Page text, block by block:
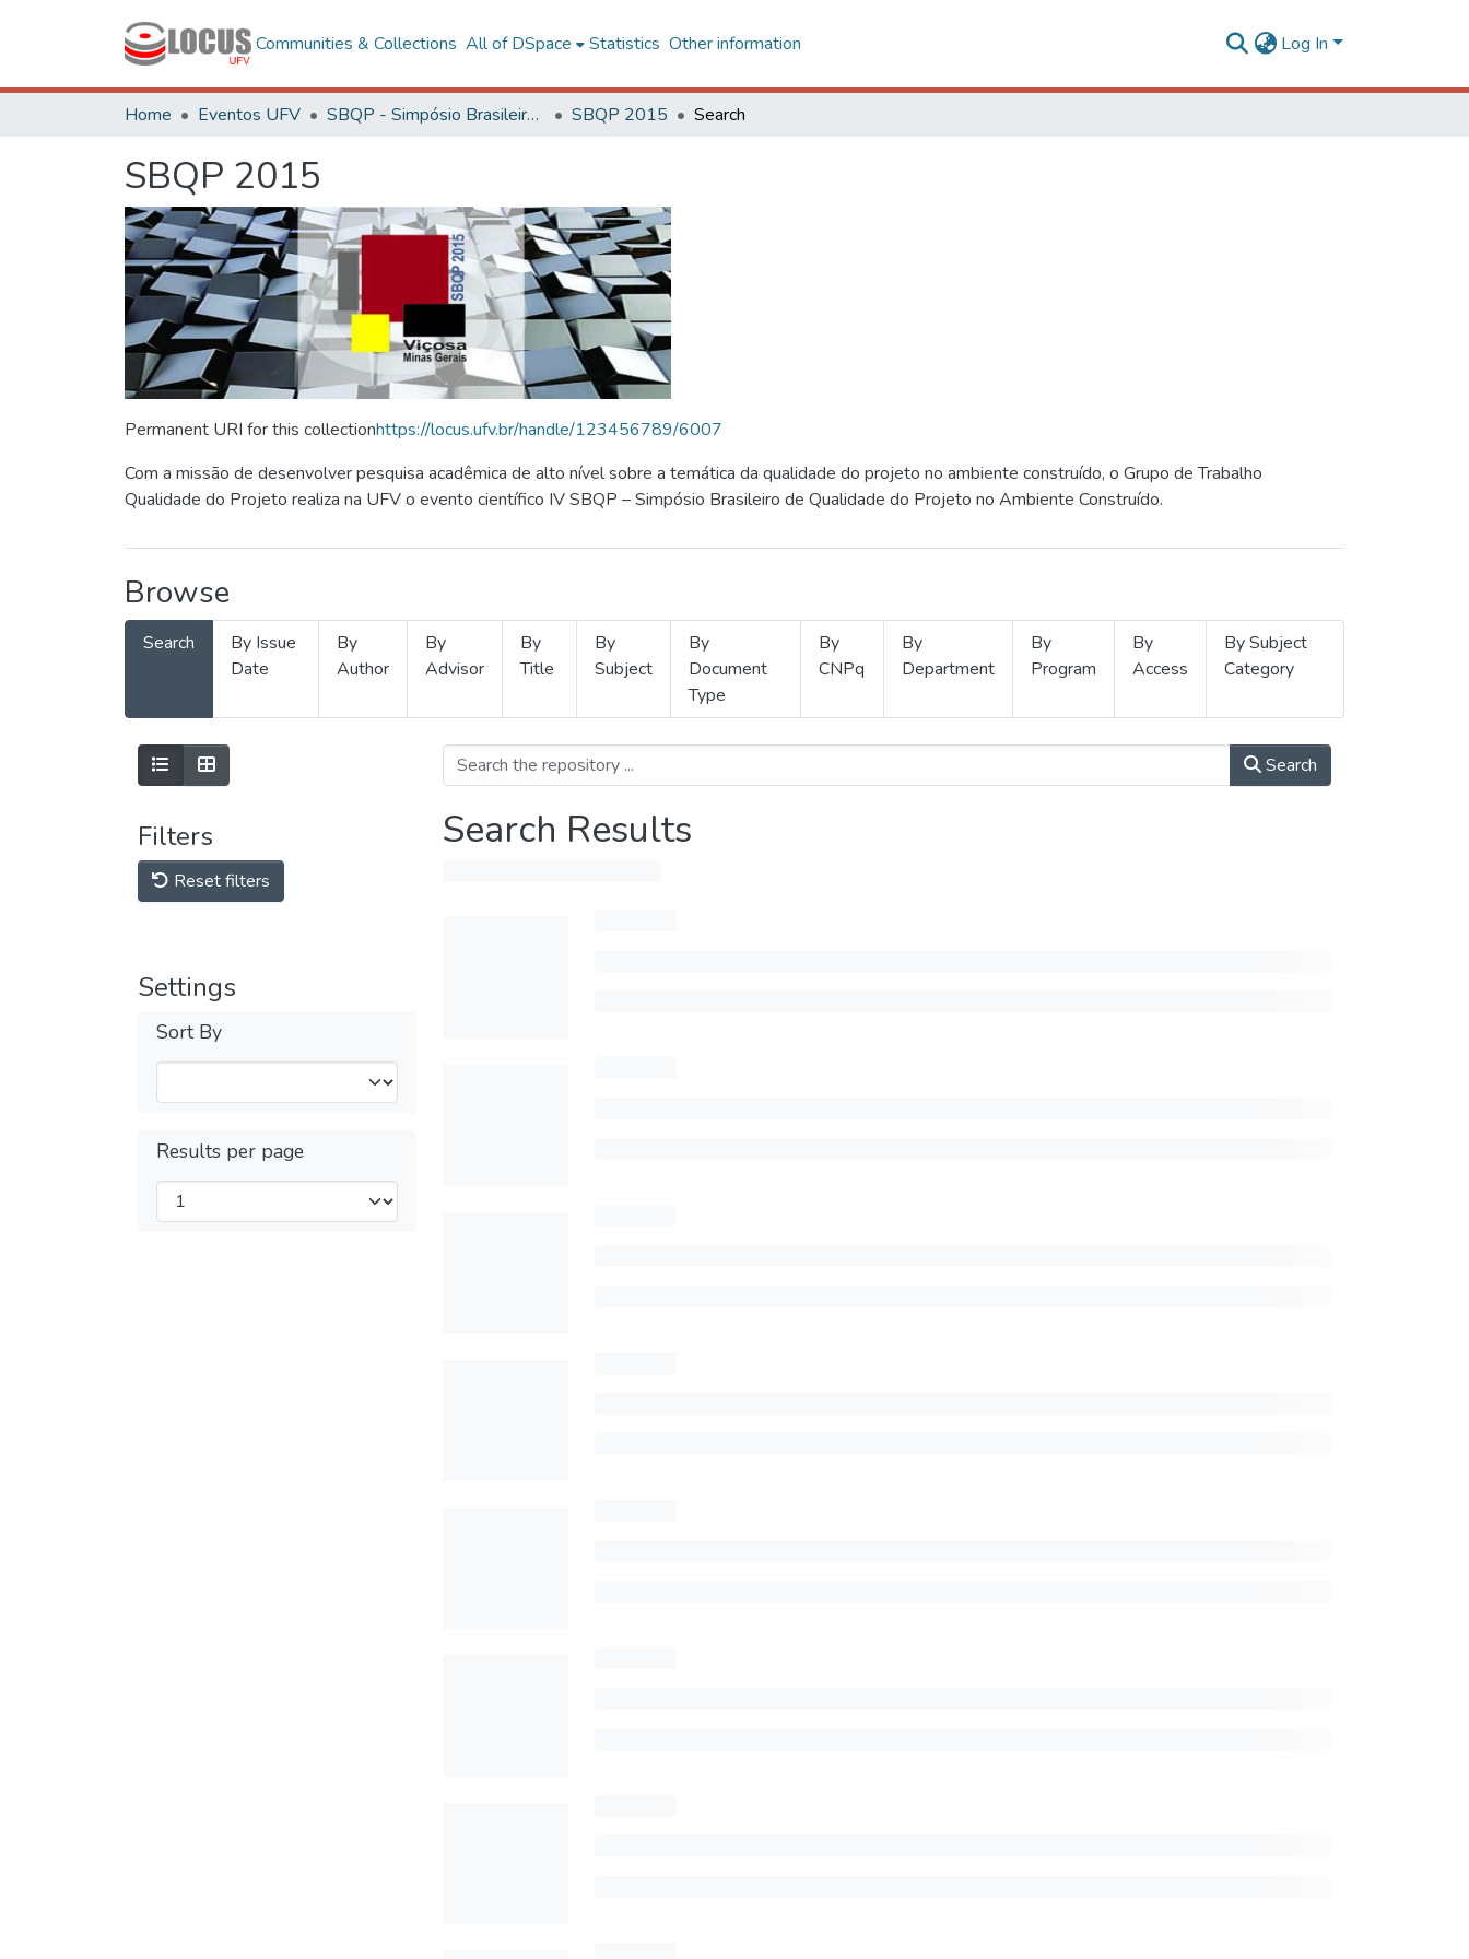
Communities & Collections All of DSpace Statistics Other information Log In
Home Eventos UFV SBQP - Simpósio Brasileiro de Qualidade do Projeto no Ambiente Construído SBQP 2015 Search
SBQP 2015
Permanent URI for this collectionhttps://locus.ufv.br/handle/123456789/6007
Com a missão de desenvolver pesquisa acadêmica de alto nível sobre a temática da qualidade do projeto no ambiente construído, o Grupo de Trabalho
Qualidade do Projeto realiza na UFV o evento científico IV SBQP – Simpósio Brasileiro de Qualidade do Projeto no Ambiente Construído.
Browse
Search
By Issue
Date
By
Author
By
Advisor
By
Title
By
Subject
By
Document
Type
By
CNPq
By
Department
By
Program
By
Access
By Subject
Category
Filters
Reset filters
Settings
Sort By
Results per page
Search
Search Results